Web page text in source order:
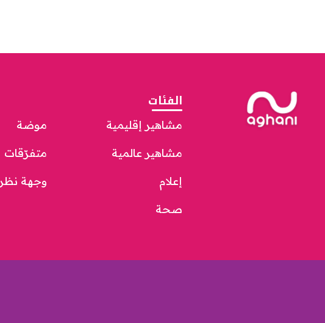
الفئات
مشاهير إقليمية
مشاهير عالمية
إعلام
صحة
موضة
متفرّقات
وجهة نظر